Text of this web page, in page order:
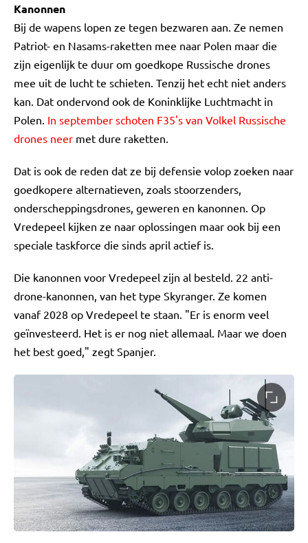
Kanonnen
Bij de wapens lopen ze tegen bezwaren aan. Ze nemen
Patriot- en Nasams-raketten mee naar Polen maar die
zijn eigenlijk te duur om goedkope Russische drones
mee uit de lucht te schieten. Tenzij het echt niet anders
kan. Dat ondervond ook de Koninklijke Luchtmacht in
Polen. In september schoten F35's van Volkel Russische
drones neer met dure raketten.
Dat is ook de reden dat ze bij defensie volop zoeken naar
goedkopere alternatieven, zoals stoorzenders,
onderscheppingsdrones, geweren en kanonnen. Op
Vredepeel kijken ze naar oplossingen maar ook bij een
speciale taskforce die sinds april actief is.
Die kanonnen voor Vredepeel zijn al besteld. 22 anti-
drone-kanonnen, van het type Skyranger. Ze komen
vanaf 2028 op Vredepeel te staan. "Er is enorm veel
geïnvesteerd. Het is er nog niet allemaal. Maar we doen
het best goed," zegt Spanjer.